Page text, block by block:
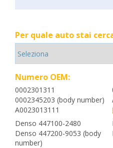
Per quale auto stai
Numero OEM:
0002301311
0002345203 (body number)
A0023013111
Denso 447100-2480
Denso 447200-9053 (body
number)